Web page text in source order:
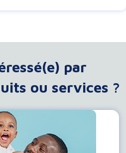
par
ou services ?